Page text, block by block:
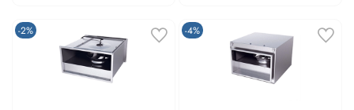
-2% -4%